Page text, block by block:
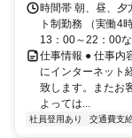
時間帯 朝、昼、夕
ト制勤務 （実働4
13：00～22：00
仕事情報 ● 仕事内
にインターネット
致します。またお
よっては...
社員登用あり 交通費支